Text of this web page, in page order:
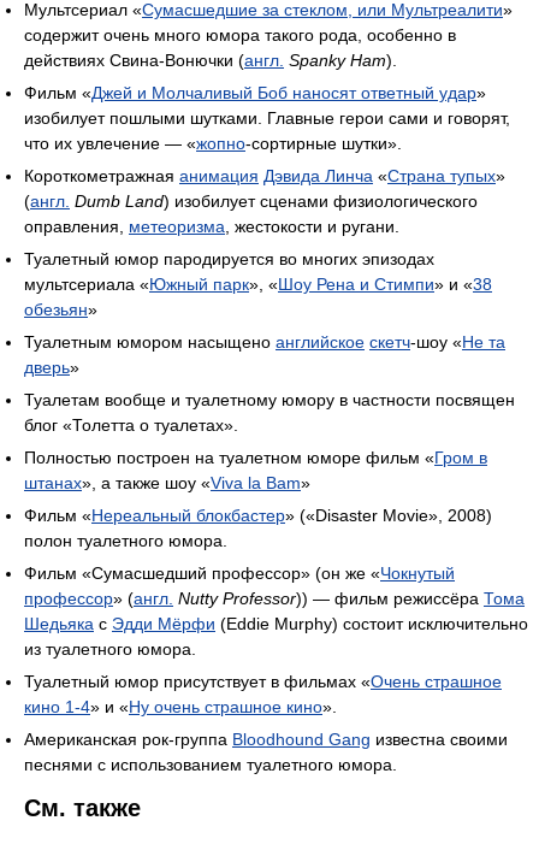
Мультсериал «Сумасшедшие за стеклом, или Мультреалити»
содержит очень много юмора такого рода, особенно в
действиях Свина-Вонючки (англ. Spanky Ham).
Фильм «Джей и Молчаливый Боб наносят ответный удар»
изобилует пошлыми шутками. Главные герои сами и говорят,
что их увлечение — «жопно-сортирные шутки».
Короткометражная анимация Дэвида Линча «Страна тупых»
(англ. Dumb Land) изобилует сценами физиологического
оправления, метеоризма , жестокости и ругани.
Туалетный юмор пародируется во многих эпизодах
мультсериала «Южный парк», «Шоу Рена и Стимпи» и «38
обезьян»
Туалетным юмором насыщено английское скетч-шоу «Не та
дверь»
Туалетам вообще и туалетному юмору в частности посвящен
блог «Толетта о туалетах».
Полностью построен на туалетном юморе фильм «Гром в
штанах», а также шоу «Viva la Bam»
Фильм «Нереальный блокбастер» («Disaster Movie», 2008)
полон туалетного юмора.
Фильм «Сумасшедший профессор» (он же «Чокнутый
профессор» (англ. Nutty Professor)) — фильм режиссёра Тома
Шедьяка с Эдди Мёрфи (Eddie Murphy) состоит исключительно
из туалетного юмора.
Туалетный юмор присутствует в фильмах «Очень страшное
кино 1-4» и «Ну очень страшное кино».
Американская рок-группа Bloodhound Gang известна своими
песнями с использованием туалетного юмора.
См. также